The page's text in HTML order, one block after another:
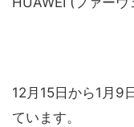
12月15日から1月9
ています。